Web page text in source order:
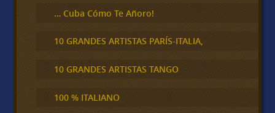
… Cuba Cómo Te Añoro!
10 GRANDES ARTISTAS PARÍS-ITALIA,
10 GRANDES ARTISTAS TANGO
100 % ITALIANO